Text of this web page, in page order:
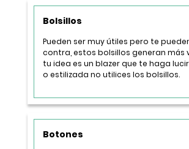
Bolsillos
Pueden ser muy útiles pero te
contra, estos bolsillos generan más
tu idea es un blazer que te haga
o estilizada no utilices los bolsillos.
Botones